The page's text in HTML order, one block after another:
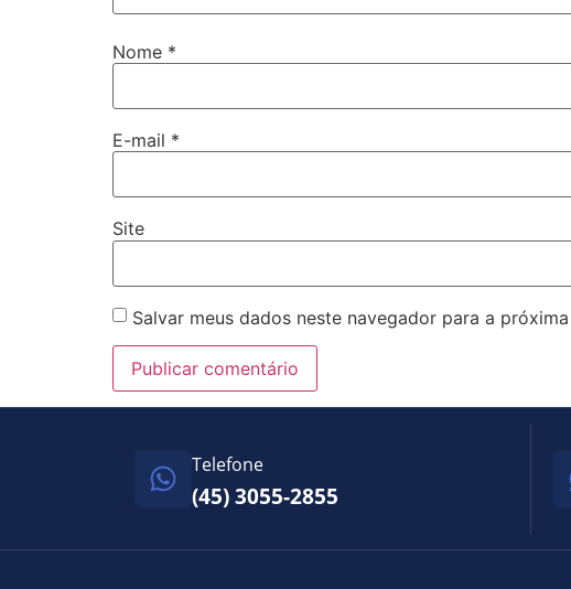
Nome *
E-mail *
Site
Salvar meus dados neste navegador para a
Telefone
(45) 3055-2855